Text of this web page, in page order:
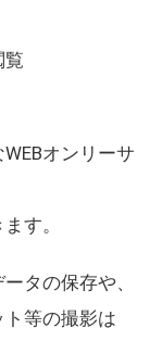
覧
オンリーサ
す。
タの保存や、
等の撮影は